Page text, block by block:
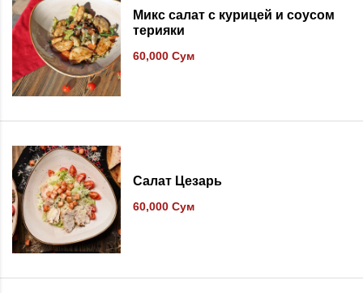
Микс салат с курицей и соусом
терияки
60,000 Сум
В список желаний
Салат Цезарь
60,000 Сум